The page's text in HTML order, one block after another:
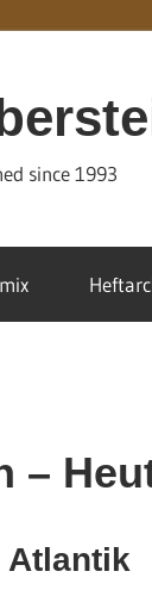
since 1993
–
Atlantik